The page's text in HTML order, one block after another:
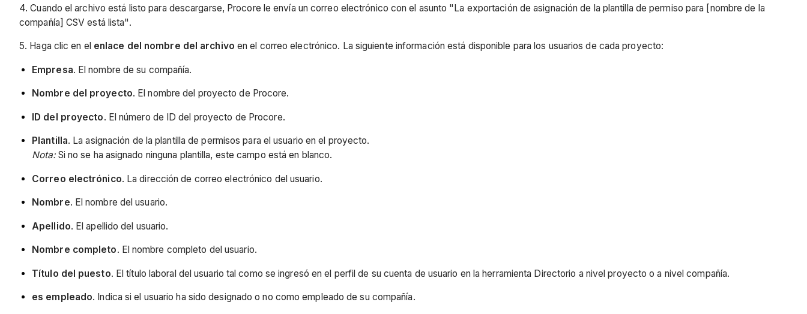
4. Cuando el archivo está listo para descargarse, Procore le envía un correo electrónico con el asunto "La exportación de asignación de la plantilla de permiso para [nombre de la
compañía] CSV está lista".
5. Haga clic en el enlace del nombre del archivo en el correo electrónico. La siguiente información está disponible para los usuarios de cada proyecto:
Empresa. El nombre de su compañía.
Nombre del proyecto. El nombre del proyecto de Procore.
ID del proyecto. El número de ID del proyecto de Procore.
Plantilla. La asignación de la plantilla de permisos para el usuario en el proyecto.
Nota:Si no se ha asignado ninguna plantilla, este campo está en blanco.
Correo electrónico. La dirección de correo electrónico del usuario.
Nombre. El nombre del usuario.
Apellido. El apellido del usuario.
Nombre completo. El nombre completo del usuario.
Título del puesto. El título laboral del usuario tal como se ingresó en el perfil de su cuenta de usuario en la herramienta Directorio a nivel proyecto o a nivel compañía.
es empleado. Indica si el usuario ha sido designado o no como empleado de su compañía.